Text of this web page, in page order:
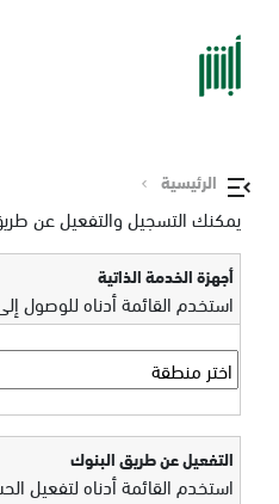
الرئيسية
يمكنك التسجيل والتفعيل عن
أجهزة الخدمة الذاتية
استخدم القائمة أدناه للوصول
التفعيل عن طريق البنوك
استخدم القائمة أدناه لتفعيل